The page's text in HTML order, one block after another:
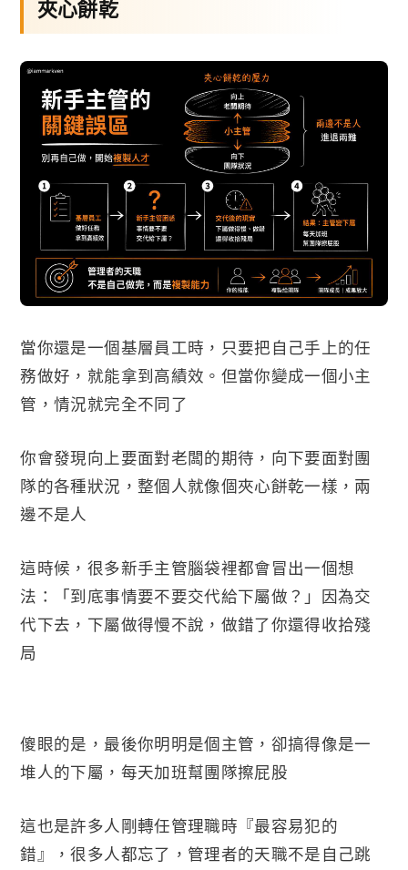
夾心餅乾
當你還是一個基層員工時，只要把自己手上的任
務做好，就能拿到高績效。但當你變成一個小主
管，情況就完全不同了
你會發現向上要面對老闆的期待，向下要面對團
隊的各種狀況，整個人就像個夾心餅乾一樣，兩
邊不是人
這時候，很多新手主管腦袋裡都會冒出一個想
法：「到底事情要不要交代給下屬做？」因為交
代下去，下屬做得慢不說，做錯了你還得收拾殘
局
傻眼的是，最後你明明是個主管，卻搞得像是一
堆人的下屬，每天加班幫團隊擦屁股
這也是許多人剛轉任管理職時『最容易犯的
錯』，很多人都忘了，管理者的天職不是自己跳